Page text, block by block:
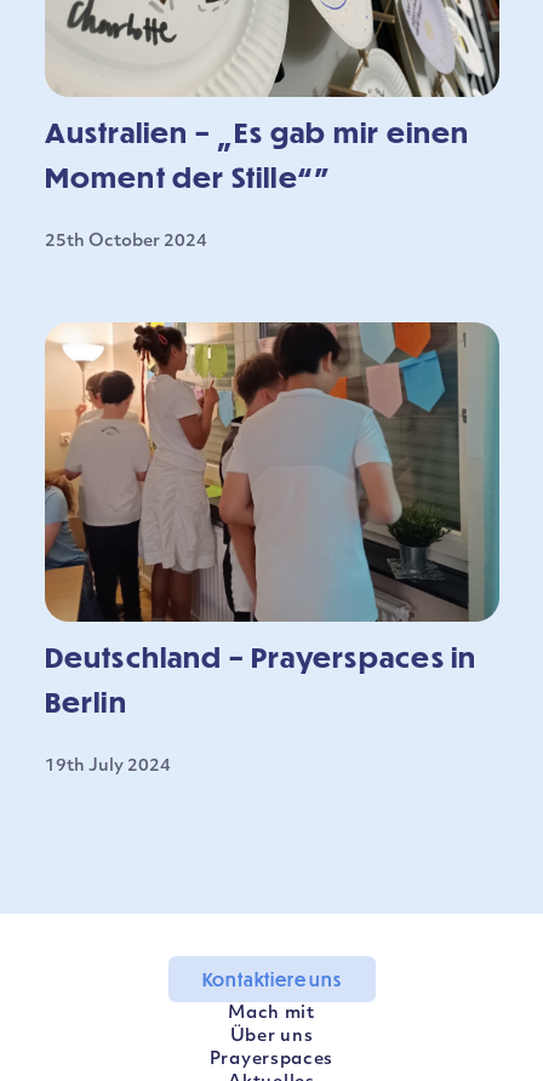
Australien – „Es gab mir einen
Moment der Stille“”
25th October 2024
Deutschland – Prayerspaces in
Berlin
19th July 2024
Mach mit
Über uns
Prayerspaces
Kontaktiere uns